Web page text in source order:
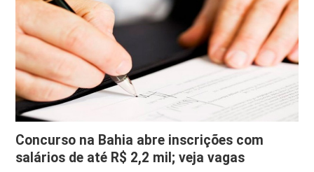
Concurso na Bahia abre inscrições com
salários de até R$ 2,2 mil; veja vagas